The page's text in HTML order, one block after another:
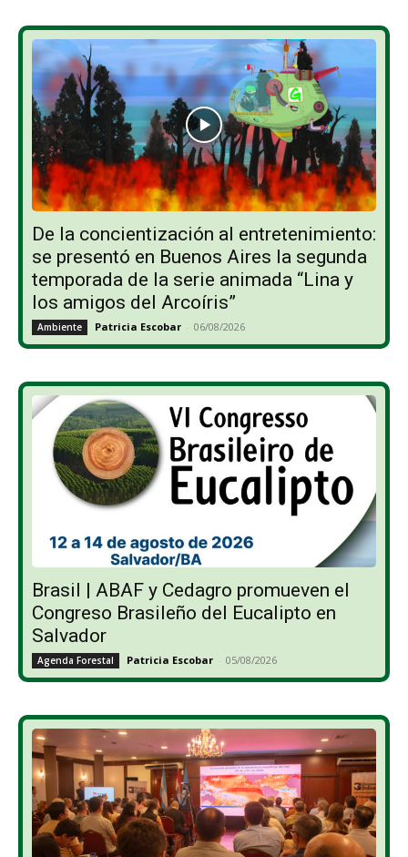
De la concientización al entretenimiento:
se presentó en Buenos Aires la segunda
temporada de la serie animada “Lina y
los amigos del Arcoíris”
Ambiente Patricia Escobar - 06/08/2026
Brasil | ABAF y Cedagro promueven el
Congreso Brasileño del Eucalipto en
Salvador
Agenda Forestal Patricia Escobar - 05/08/2026